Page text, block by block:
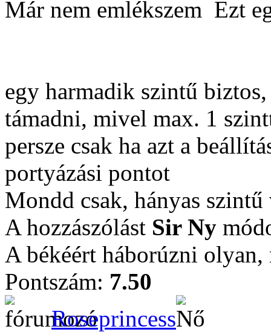
Már nem emlékszem Ezt
egy harmadik szintű
támadni, mivel max. 1
persze csak ha azt a
portyázási pontot
Mondd csak, hányas
A hozzászólást Sir Ny
A békéért háborúzni olyan,
Pontszám: 7.50
Roseprincess